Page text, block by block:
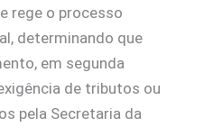
rege o processo
determinando que
em segunda
de tributos ou
pela Secretaria da